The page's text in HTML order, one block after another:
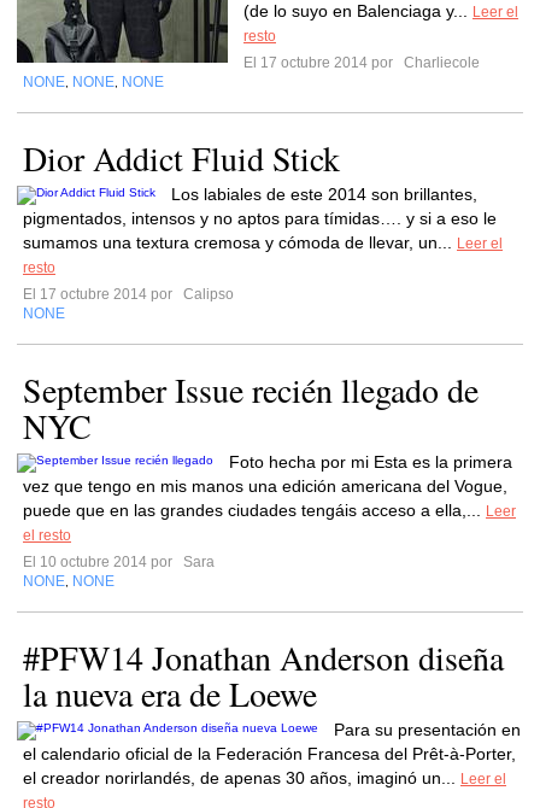
(de lo suyo en Balenciaga y...
Leer el
resto
El 17 octubre 2014 por
Charliecole
NONE NONE NONE
Dior Addict Fluid Stick
Los labiales de este 2014 son brillantes,
pigmentados, intensos y no aptos para tímidas…. y si a eso le
sumamos una textura cremosa y cómoda de llevar, un...
Leer el
resto
El 17 octubre 2014 por
Calipso
NONE
September Issue recién llegado de
NYC
Foto hecha por mi Esta es la primera
vez que tengo en mis manos una edición americana del Vogue,
puede que en las grandes ciudades tengáis acceso a ella,...
Leer
el resto
El 10 octubre 2014 por
Sara
NONE NONE
#PFW14 Jonathan Anderson diseña
la nueva era de Loewe
Para su presentación en
el calendario oficial de la Federación Francesa del Prêt-à-Porter,
el creador norirlandés, de apenas 30 años, imaginó un...
Leer el
resto